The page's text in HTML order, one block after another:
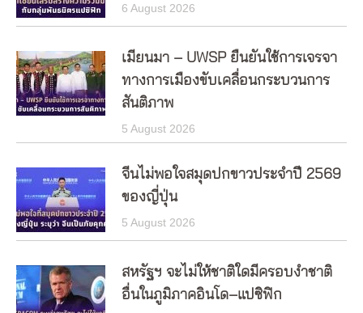
6 August 2026
เมียนมา – UWSP ยืนยันใช้การเจรจา
ทางการเมืองขับเคลื่อนกระบวนการ
สันติภาพ
5 August 2026
จีนไม่พอใจสมุดปกขาวประจำปี 2569
ของญี่ปุ่น
5 August 2026
สหรัฐฯ จะไม่ให้ชาติใดมีครอบงำชาติ
อื่นในภูมิภาคอินโด–แปซิฟิก